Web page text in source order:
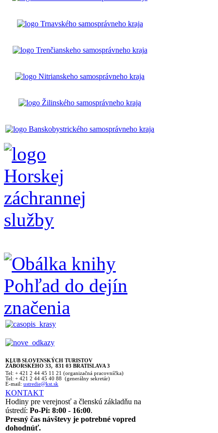
KLUB SLOVENSKÝCH TURISTOV
ZÁBORSKÉHO 33, 831 03 BRATISLAVA 3
Tel: + 421 2 44 45 11 21 (organizačná pracovníčka)
Tel: + 421 2 44 45 40 88 (generálny sekretár)
E-mail: ustredie@kst.sk
KONTAKT
Hodiny pre verejnosť a členskú základňu na
ústredí: Po-Pi: 8:00 - 16:00.
Presný čas návštevy je potrebné vopred
dohodnúť.